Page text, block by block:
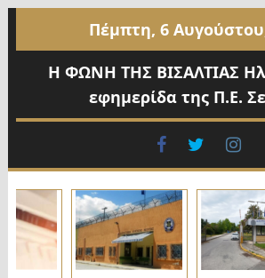
περιεχόμενο
Πέμπτη, 6
Η ΦΩΝΗ ΤΗΣ ΒΙΣΑΛΤΙΑΣ
εφημερίδα της Π.Ε.
facebook
twitter